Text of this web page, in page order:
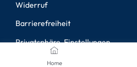
Home
Widerruf
Barrierefreiheit
Privatsphäre-Einstellungen